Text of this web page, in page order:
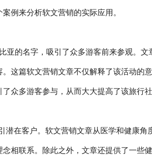
例来分析软文营销的实际应用。
亚的名字，吸引了众多游客前来参观。文
这篇软文营销文章不仅解释了该活动的
众多游客参与，从而大大提高了该旅行社
潜在客户。软文营销文章从医学和健康角
相联系。除此之外，文章还提供了一些